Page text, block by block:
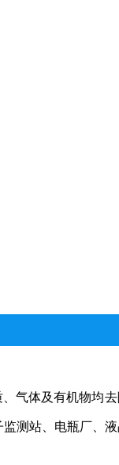
气体及有机物均
测站、电瓶厂、